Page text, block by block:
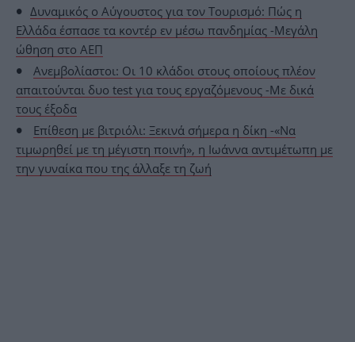
Δυναμικός ο Αύγουστος για τον Τουρισμό: Πώς η
Ελλάδα έσπασε τα κοντέρ εν μέσω πανδημίας -Μεγάλη
ώθηση στο ΑΕΠ
Ανεμβολίαστοι: Οι 10 κλάδοι στους οποίους πλέον
απαιτούνται δυο test για τους εργαζόμενους -Με δικά
τους έξοδα
Επίθεση με βιτριόλι: Ξεκινά σήμερα η δίκη -«Να
τιμωρηθεί με τη μέγιστη ποινή», η Ιωάννα αντιμέτωπη με
την γυναίκα που της άλλαξε τη ζωή